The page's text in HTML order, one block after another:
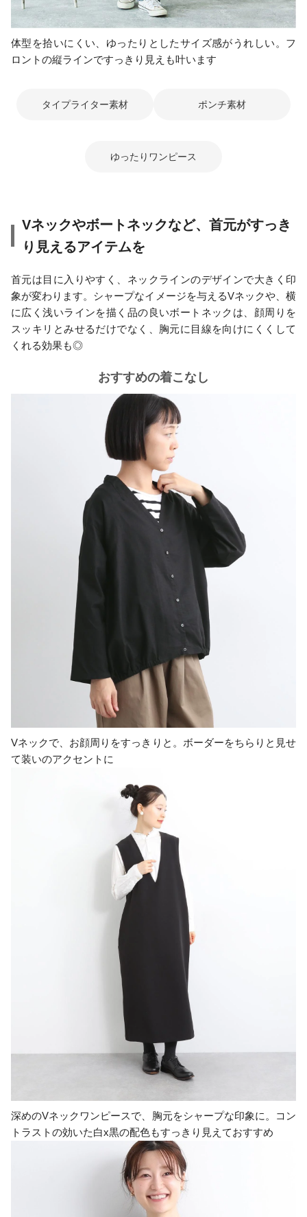
体型を拾いにくい、ゆったりとしたサイズ感がうれしい。フ
ロントの縦ラインですっきり見えも叶います
タイプライター素材 ポンチ素材
ゆったりワンピース
Vネックやボートネックなど、首元がすっき
り見えるアイテムを
首元は目に入りやすく、ネックラインのデザインで大きく印
象が変わります。シャープなイメージを与えるVネックや、横
に広く浅いラインを描く品の良いボートネックは、顔周りを
スッキリとみせるだけでなく、胸元に目線を向けにくくして
くれる効果も◎
おすすめの着こなし
Vネックで、お顔周りをすっきりと。ボーダーをちらりと見せ
て装いのアクセントに
深めのVネックワンピースで、胸元をシャープな印象に。コン
トラストの効いた白x黒の配色もすっきり見えておすすめ